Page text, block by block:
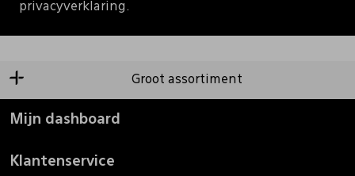
privacyverklaring.
Groot assortiment
Mijn dashboard
Klantenservice